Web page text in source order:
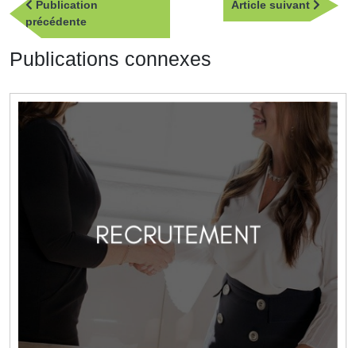
de
l’article
Publication
précédentePublication
précédente
Article suivant
Article
Publications connexes